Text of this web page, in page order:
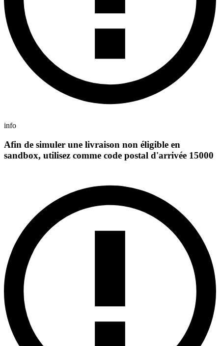
info
Afin de simuler une livraison non éligible en
sandbox, utilisez comme code postal d'arrivée 15000